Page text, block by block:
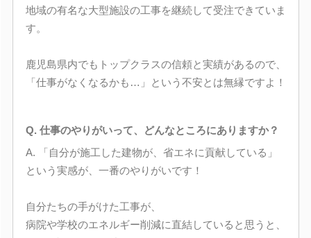
地域の有名な大型施設の工事を継続して受注できていま
す。
鹿児島県内でもトップクラスの信頼と実績があるので、
「仕事がなくなるかも…」という不安とは無縁ですよ！
Q. 仕事のやりがいって、どんなところにありますか？
A. 「自分が施工した建物が、省エネに貢献している」
という実感が、一番のやりがいです！
自分たちの手がけた工事が、
病院や学校のエネルギー削減に直結していると思うと、